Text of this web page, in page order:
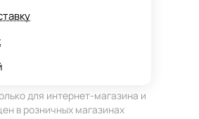
для интернет-магазина и
в розничных магазинах